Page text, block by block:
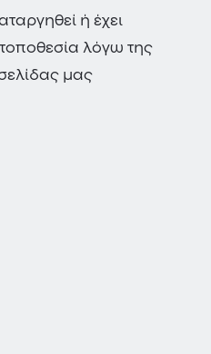
ή έχει
λόγω της
μας